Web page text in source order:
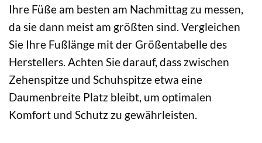
Ihre Füße am besten am Nachmittag zu messen,
da sie dann meist am größten sind. Vergleichen
Sie Ihre Fußlänge mit der Größentabelle des
Herstellers. Achten Sie darauf, dass zwischen
Zehenspitze und Schuhspitze etwa eine
Daumenbreite Platz bleibt, um optimalen
Komfort und Schutz zu gewährleisten.